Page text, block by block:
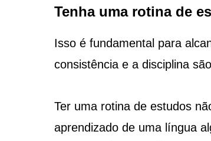
Tenha uma rotina de
Isso é fundamental para
consistência e a disciplina
Ter uma rotina de estudos
aprendizado de uma língua